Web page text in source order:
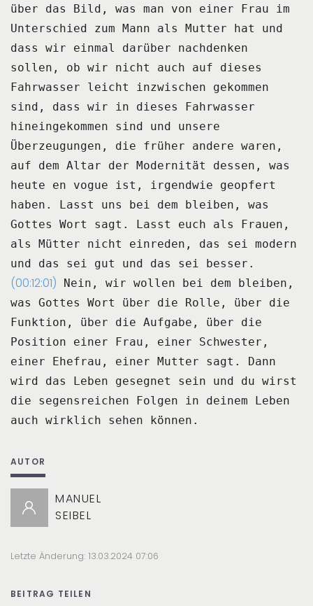
über das Bild, was man von einer Frau im
Unterschied zum Mann als Mutter hat
und
dass wir einmal darüber nachdenken
sollen, ob wir nicht auch auf dieses
Fahrwasser leicht
inzwischen gekommen
sind, dass wir in dieses Fahrwasser
hineingekommen sind und unsere
Überzeugungen, die früher andere waren,
auf dem Altar der Modernität dessen, was
heute en vogue ist, irgendwie geopfert
haben.
Lasst uns bei dem bleiben, was
Gottes Wort sagt.
Lasst euch als Frauen,
als Mütter nicht einreden, das sei modern
und das sei gut und das sei besser.
(00:12:01)
Nein, wir wollen bei dem bleiben,
was Gottes Wort über die Rolle, über die
Funktion,
über die Aufgabe, über die
Position einer Frau, einer Schwester,
einer Ehefrau, einer Mutter sagt.
Dann
wird das Leben gesegnet sein und du wirst
die segensreichen Folgen in deinem Leben
auch wirklich sehen können.
AUTOR
MANUEL
SEIBEL
Letzte Änderung: 13.03.2024 07:06
BEITRAG TEILEN